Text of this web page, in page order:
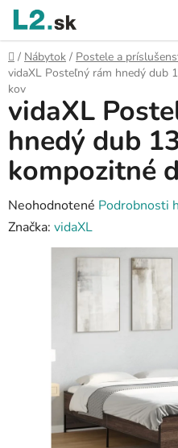
Prejsť
obsah
Domov
/ Nábytok / Postele a
vidaXL Posteľný rám hnedý dub
kov
vidaXL
hnedý dub
kompozitné
Priemerné
hodnotenie
produktu
Neohodnotené Podrobnosti
Značka: vidaXL